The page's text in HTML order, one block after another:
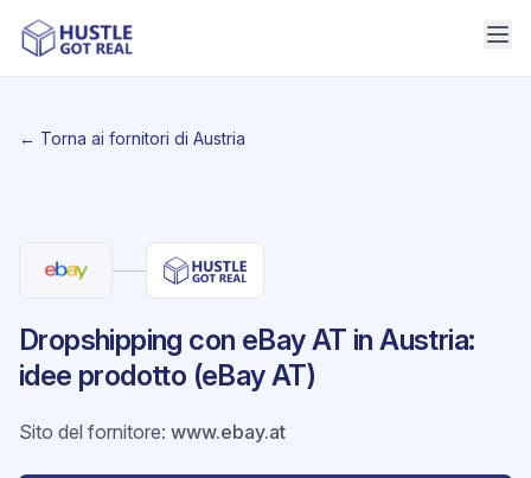
← Torna ai fornitori di Austria
Dropshipping con eBay AT in Austria:
idee prodotto (eBay AT)
Sito del fornitore: www.ebay.at